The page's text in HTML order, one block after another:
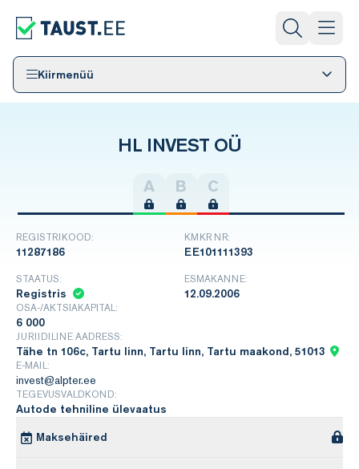
Kiirmenüü
HL INVEST OÜ
A B C
REGISTRIKOOD:
11287186
KMKR NR:
EE101111393
STAATUS:
Registris
ESMAKANNE:
12.09.2006
OSA-/AKTSIAKAPITAL:
6 000
JURIIDILINE AADRESS:
Tähe tn 106c, Tartu linn, Tartu linn, Tartu maakond, 51013
E-MAIL:
invest@alpter.ee
TEGEVUSVALDKOND:
Autode tehniline ülevaatus
Maksehäired